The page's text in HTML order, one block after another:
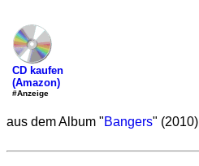
CD kaufen
(Amazon)
#Anzeige
aus dem Album "Bangers" (2010)